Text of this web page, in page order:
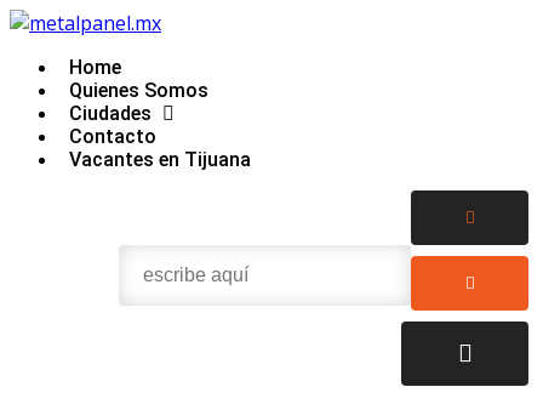
Home
Quienes Somos
Ciudades
Contacto
Vacantes en Tijuana